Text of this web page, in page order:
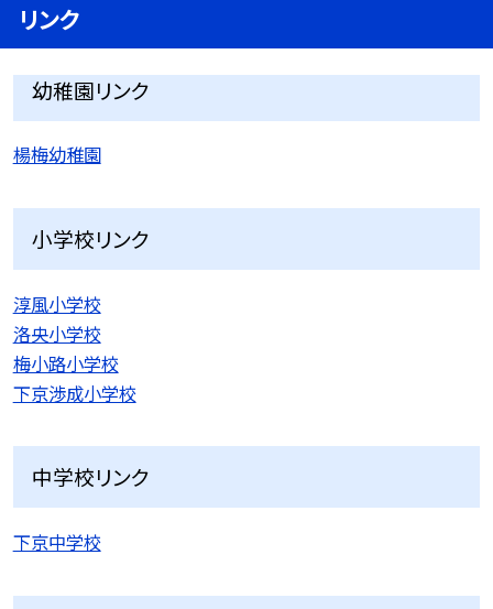
リンク
幼稚園リンク
楊梅幼稚園
小学校リンク
淳風小学校
洛央小学校
梅小路小学校
下京渉成小学校
中学校リンク
下京中学校